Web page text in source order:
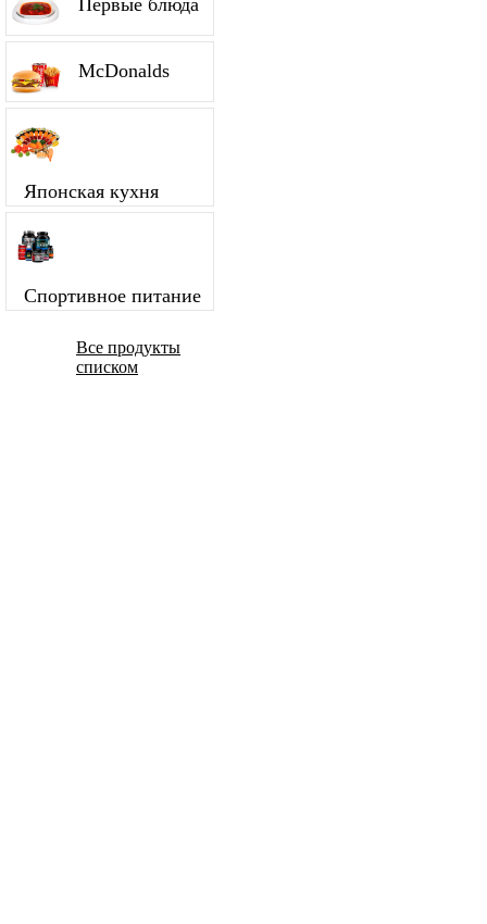
Первые блюда
McDonalds
Японская кухня
Спортивное питание
Все продукты
списком